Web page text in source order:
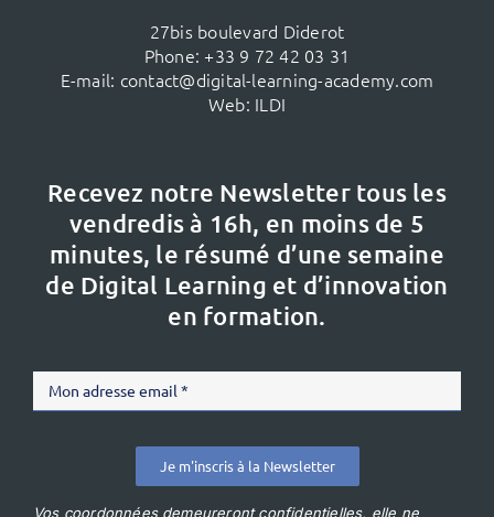
27bis boulevard Diderot
Phone: +33 9 72 42 03 31
E-mail: contact@digital-learning-academy.com
Web: ILDI
Recevez notre Newsletter tous les
vendredis à 16h, en moins de 5
minutes, le résumé d’une semaine
de Digital Learning et d’innovation
en formation.
Je m'inscris à la Newsletter
Vos coordonnées demeureront confidentielles, elle ne